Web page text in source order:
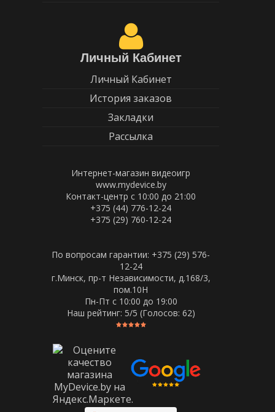
Личный Кабинет
Личный Кабинет
История заказов
Закладки
Рассылка
Интернет-магазин видеоигр
www.mydevice.by
Контакт-центр с 10:00 до 21:00
+375 (44) 776-12-24
+375 (29) 760-12-24
По вопросам гарантии: +375 (29) 576-
12-24
г.Минск, пр-т Независимости, д.168/3,
пом.10Н
Пн-Пт c 10:00 до 19:00
Наш рейтинг: 5/5 (Голосов: 62)